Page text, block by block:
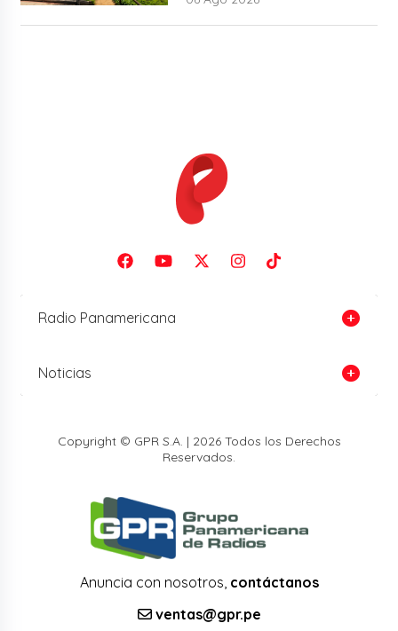
Radio Panamericana
Noticias
Copyright © GPR S.A. | 2026 Todos los Derechos
Reservados.
Anuncia con nosotros, contáctanos
ventas@gpr.pe